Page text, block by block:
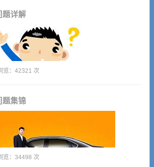
已经都知道了。如果想用又还没用，或者
那就来看看这篇简单的实用教程吧。
题详解
览：42321 次
题集锦
览：34498 次